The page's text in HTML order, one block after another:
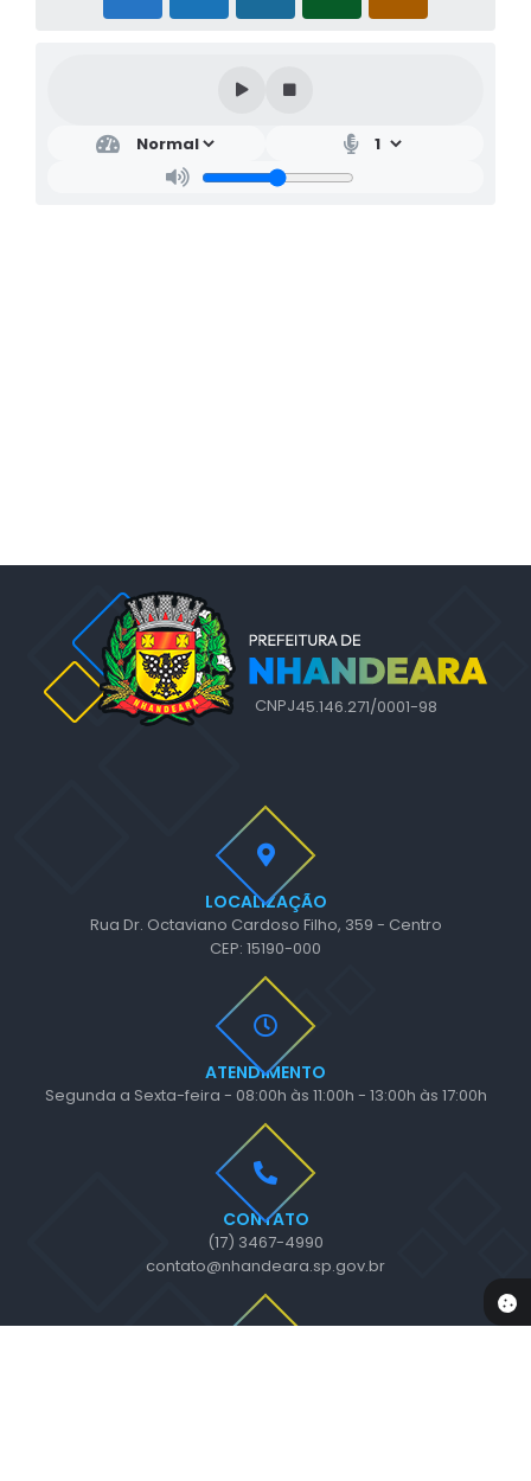
LOCALIZAÇÃO
Rua Dr. Octaviano Cardoso Filho, 359 - Centro
CEP: 15190-000
CONTATO
(17) 3467-4990
contato@nhandeara.sp.gov.br
ATENDIMENTO
Segunda a Sexta-feira - 08:00h às 11:00h - 13:00h às 17:00h
CNPJ45.146.271/0001-98